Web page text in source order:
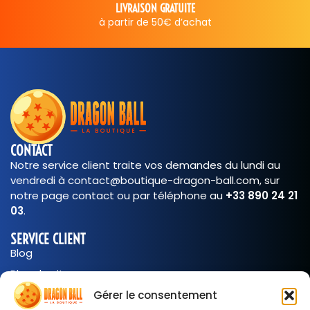
Gérer le consentement
CONTACT
Notre service client traite vos demandes du lundi au
vendredi à contact@boutique-dragon-ball.com, sur
notre page contact ou par téléphone au +33 890 24 21
03.
SERVICE CLIENT
Blog
Plan de site
Support Client